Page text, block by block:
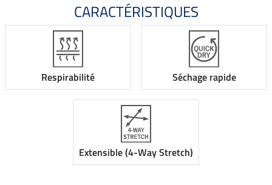
CARACTÉRISTIQUES
Respirabilité Séchage rapide
Extensible (4-Way Stretch)